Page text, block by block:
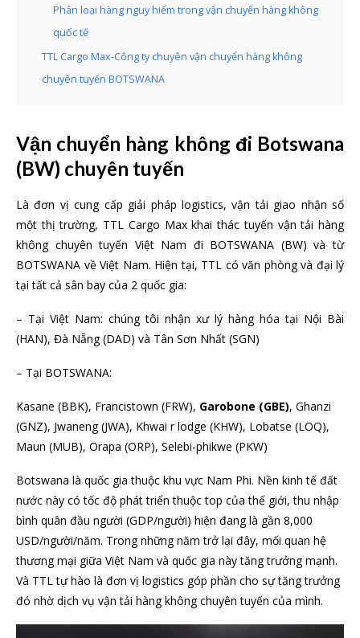
Phân loại hàng nguy hiểm trong vận chuyển hàng không
quốc tế
TTL Cargo Max-Công ty chuyên vận chuyển hàng không
chuyên tuyến BOTSWANA
Vận chuyển hàng không đi Botswana
(BW) chuyên tuyến
Là đơn vị cung cấp giải pháp logistics, vận tải giao nhận số
một thị trường, TTL Cargo Max khai thác tuyến vận tải hàng
không chuyên tuyến Việt Nam đi BOTSWANA (BW) và từ
BOTSWANA về Việt Nam. Hiện tại, TTL có văn phòng và đại lý
tại tất cả sân bay của 2 quốc gia:
– Tại Việt Nam: chúng tôi nhận xư lý hàng hóa tại Nội Bài
(HAN), Đà Nẵng (DAD) và Tân Sơn Nhất (SGN)
– Tại BOTSWANA:
Kasane (BBK), Francistown (FRW), Garobone (GBE), Ghanzi
(GNZ), Jwaneng (JWA), Khwai r lodge (KHW), Lobatse (LOQ),
Maun (MUB), Orapa (ORP), Selebi-phikwe (PKW)
Botswana là quốc gia thuộc khu vực Nam Phi. Nền kinh tế đất
nước này có tốc độ phát triển thuộc top của thế giới, thu nhập
bình quân đầu người (GDP/người) hiện đang là gần 8,000
USD/người/năm. Trong những năm trở lại đây, mối quan hệ
thương mại giữa Việt Nam và quốc gia này tăng trưởng mạnh.
Và TTL tự hào là đơn vị logistics góp phần cho sự tăng trưởng
đó nhờ dịch vụ vận tải hàng không chuyên tuyến của mình.